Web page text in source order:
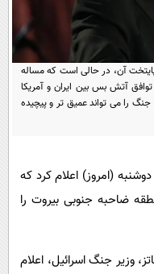
آن، در حالی است که مساله
آتش بس بین ایران و آمریکا
را می تواند عمیق تر و پیچیده
(امروز) اعلام کرد که
ضاحبه جنوبی بیروت را
وزیر جنگ اسرائیل، اعلام